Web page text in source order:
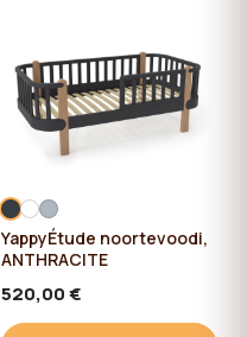
YappyÉtude noortevoodi,
ANTHRACITE
520,00 €